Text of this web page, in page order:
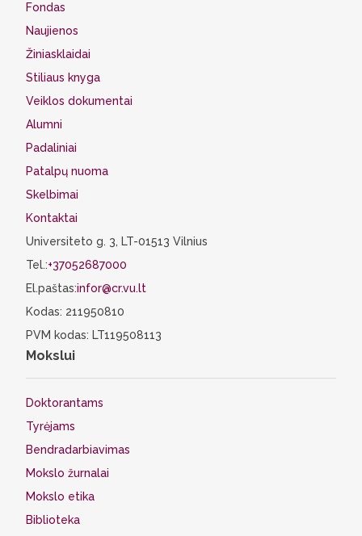
Fondas
Naujienos
Žiniasklaidai
Stiliaus knyga
Veiklos dokumentai
Alumni
Padaliniai
Patalpų nuoma
Skelbimai
Kontaktai
Universiteto g. 3, LT-01513 Vilnius
Tel.:+37052687000
El.paštas:infor@cr.vu.lt
Kodas: 211950810
PVM kodas: LT119508113
Mokslui
Doktorantams
Tyrėjams
Bendradarbiavimas
Mokslo žurnalai
Mokslo etika
Biblioteka